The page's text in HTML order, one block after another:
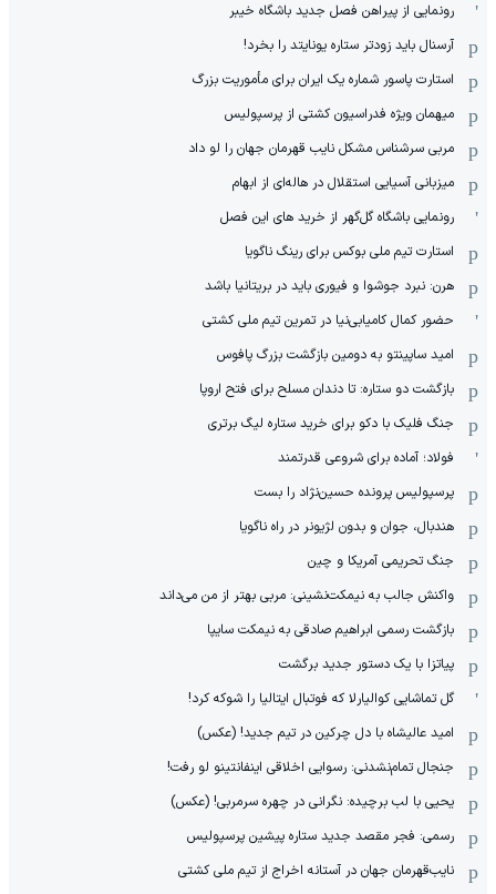
رونمایی از پیراهن فصل جدید باشگاه خیبر
آرسنال باید زودتر ستاره یونایتد را بخرد!
استارت پاسور شماره یک ایران برای مأموریت بزرگ
میهمان ویژه فدراسیون کشتی از پرسپولیس
مربی سرشناس مشکل نایب قهرمان جهان را لو داد
میزبانی آسیایی استقلال در هاله‌ای از ابهام
رونمایی باشگاه گل‌گهر از خرید های این فصل
استارت تیم ملی بوکس برای رینگ ناگویا
هرن: نبرد جوشوا و فیوری باید در بریتانیا باشد
حضور کمال کامیابی‌نیا در تمرین تیم ملی کشتی
امید ساپینتو به دومین بازگشت بزرگ پافوس
بازگشت دو ستاره: تا دندان مسلح برای فتح اروپا
جنگ فلیک با دکو برای خرید ستاره لیگ برتری
فولاد؛ آماده برای شروعی قدرتمند
پرسپولیس پرونده حسین‌نژاد را بست
هندبال، جوان و بدون لژیونر در راه ناگویا
جنگ تحریمی آمریکا و چین
واکنش جالب به نیمکت‌نشینی: مربی بهتر از من می‌داند
بازگشت رسمی ابراهیم صادقی به نیمکت سایپا
پیاتزا با یک دستور جدید برگشت
گل تماشایی کوالیارلا که فوتبال ایتالیا را شوکه کرد!
امید عالیشاه با دل چرکین در تیم جدید! (عکس)
جنجال تمام‌نشدنی:‌ رسوایی اخلاقی اینفانتینو لو رفت!
یحیی با لب برچیده: نگرانی در چهره سرمربی! (عکس)
رسمی: فجر مقصد جدید ستاره پیشین پرسپولیس
نایب‌قهرمان جهان در آستانه اخراج از تیم ملی کشتی